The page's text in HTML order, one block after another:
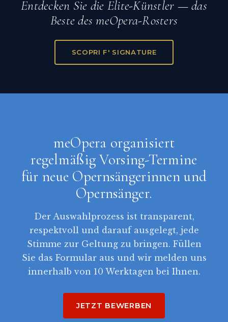
Entdecken Sie die Elite-Künstler — das
Beste des meOpera-Rosters
SCOPRI F' SIGNATURE
meOpera organisiert
regelmäßig Vorsing-Termine
für neue Opernsängerinnen und
Opernsänger.
Der Auswahlprozess ist transparent,
respektvoll und darauf ausgelegt, jede
Stimme zur Geltung zu bringen. Füllen
Sie das Formular aus und wir melden uns
innerhalb von 10 Werktagen bei Ihnen.
JETZT BEWERBEN